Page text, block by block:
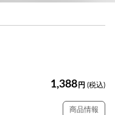
1,388 円 (税込)
商品情報